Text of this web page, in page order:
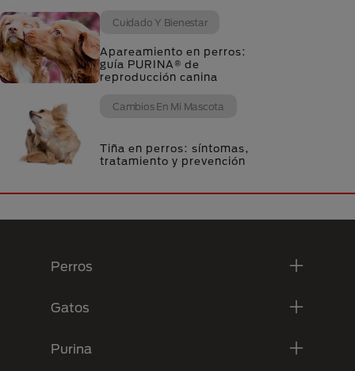
Cuidado Y Bienestar
Apareamiento en perros:
guía PURINA® de
reproducción canina
Cambios En Mi Mascota
Tiña en perros: síntomas,
tratamiento y prevención
Perros
Gatos
Purina